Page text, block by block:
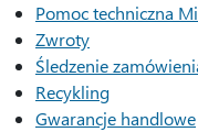
Pomoc techniczna
Zwroty
Śledzenie
Recykling
Gwarancje handlowe